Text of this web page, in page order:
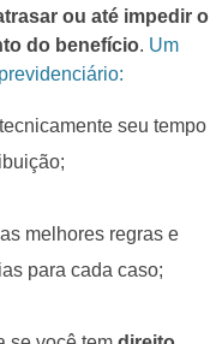
ou até impedir o
do benefício. Um
seu tempo
melhores regras e
para cada caso;